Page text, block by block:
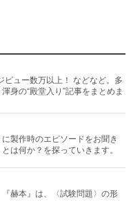
ュー数万以上！ などなど。多
身の“殿堂入り”記事をまとめま
製作時のエピソードをお聞き
は何か？を探っていきます。
赫本』は、〈試験問題〉の形